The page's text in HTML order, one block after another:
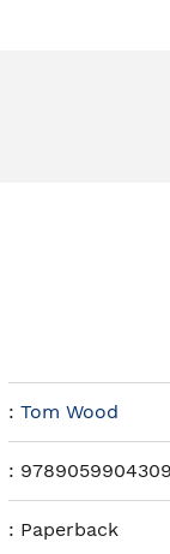
: Tom Wood
: 9789059904309
: Paperback